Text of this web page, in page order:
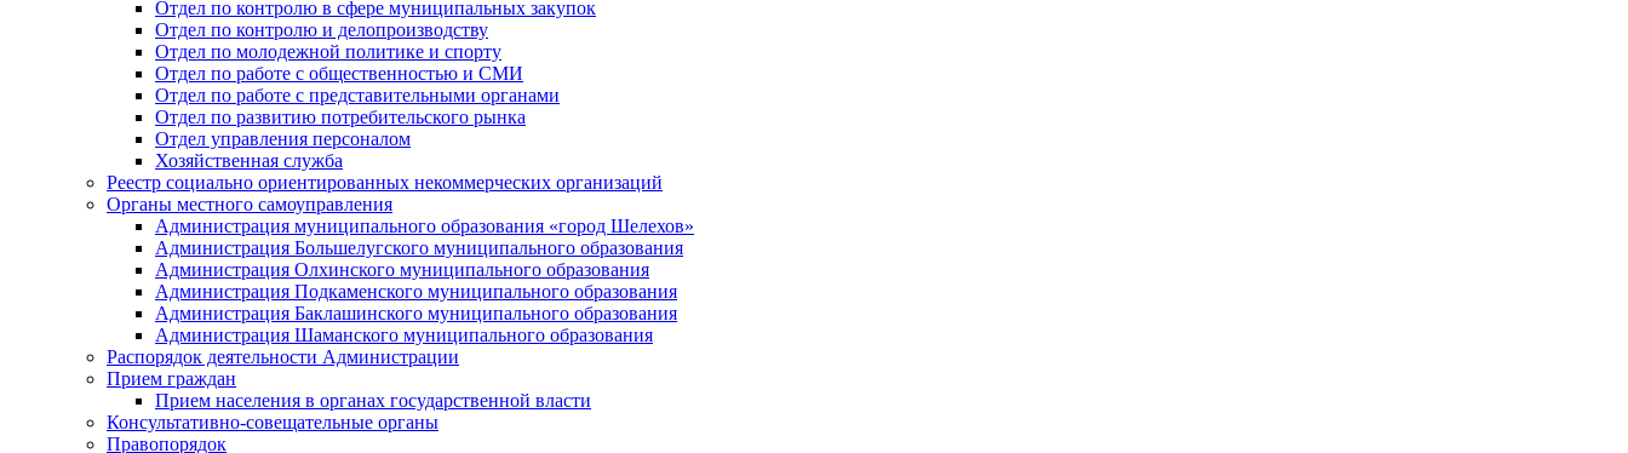
Отдел по контролю в сфере муниципальных закупок
Отдел по контролю и делопроизводству
Отдел по молодежной политике и спорту
Отдел по работе с общественностью и СМИ
Отдел по работе с представительными органами
Отдел по развитию потребительского рынка
Отдел управления персоналом
Хозяйственная служба
Реестр социально ориентированных некоммерческих организаций
Органы местного самоуправления
Администрация муниципального образования «город Шелехов»
Администрация Большелугского муниципального образования
Администрация Олхинского муниципального образования
Администрация Подкаменского муниципального образования
Администрация Баклашинского муниципального образования
Администрация Шаманского муниципального образования
Распорядок деятельности Администрации
Прием граждан
Прием населения в органах государственной власти
Консультативно-совещательные органы
Правопорядок